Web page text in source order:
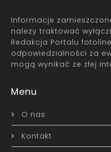
Informacje
należy traktować
Redakcja Portalu
odpowiedzialności za
mogą wynikać ze złej
Menu
O nas
Kontakt